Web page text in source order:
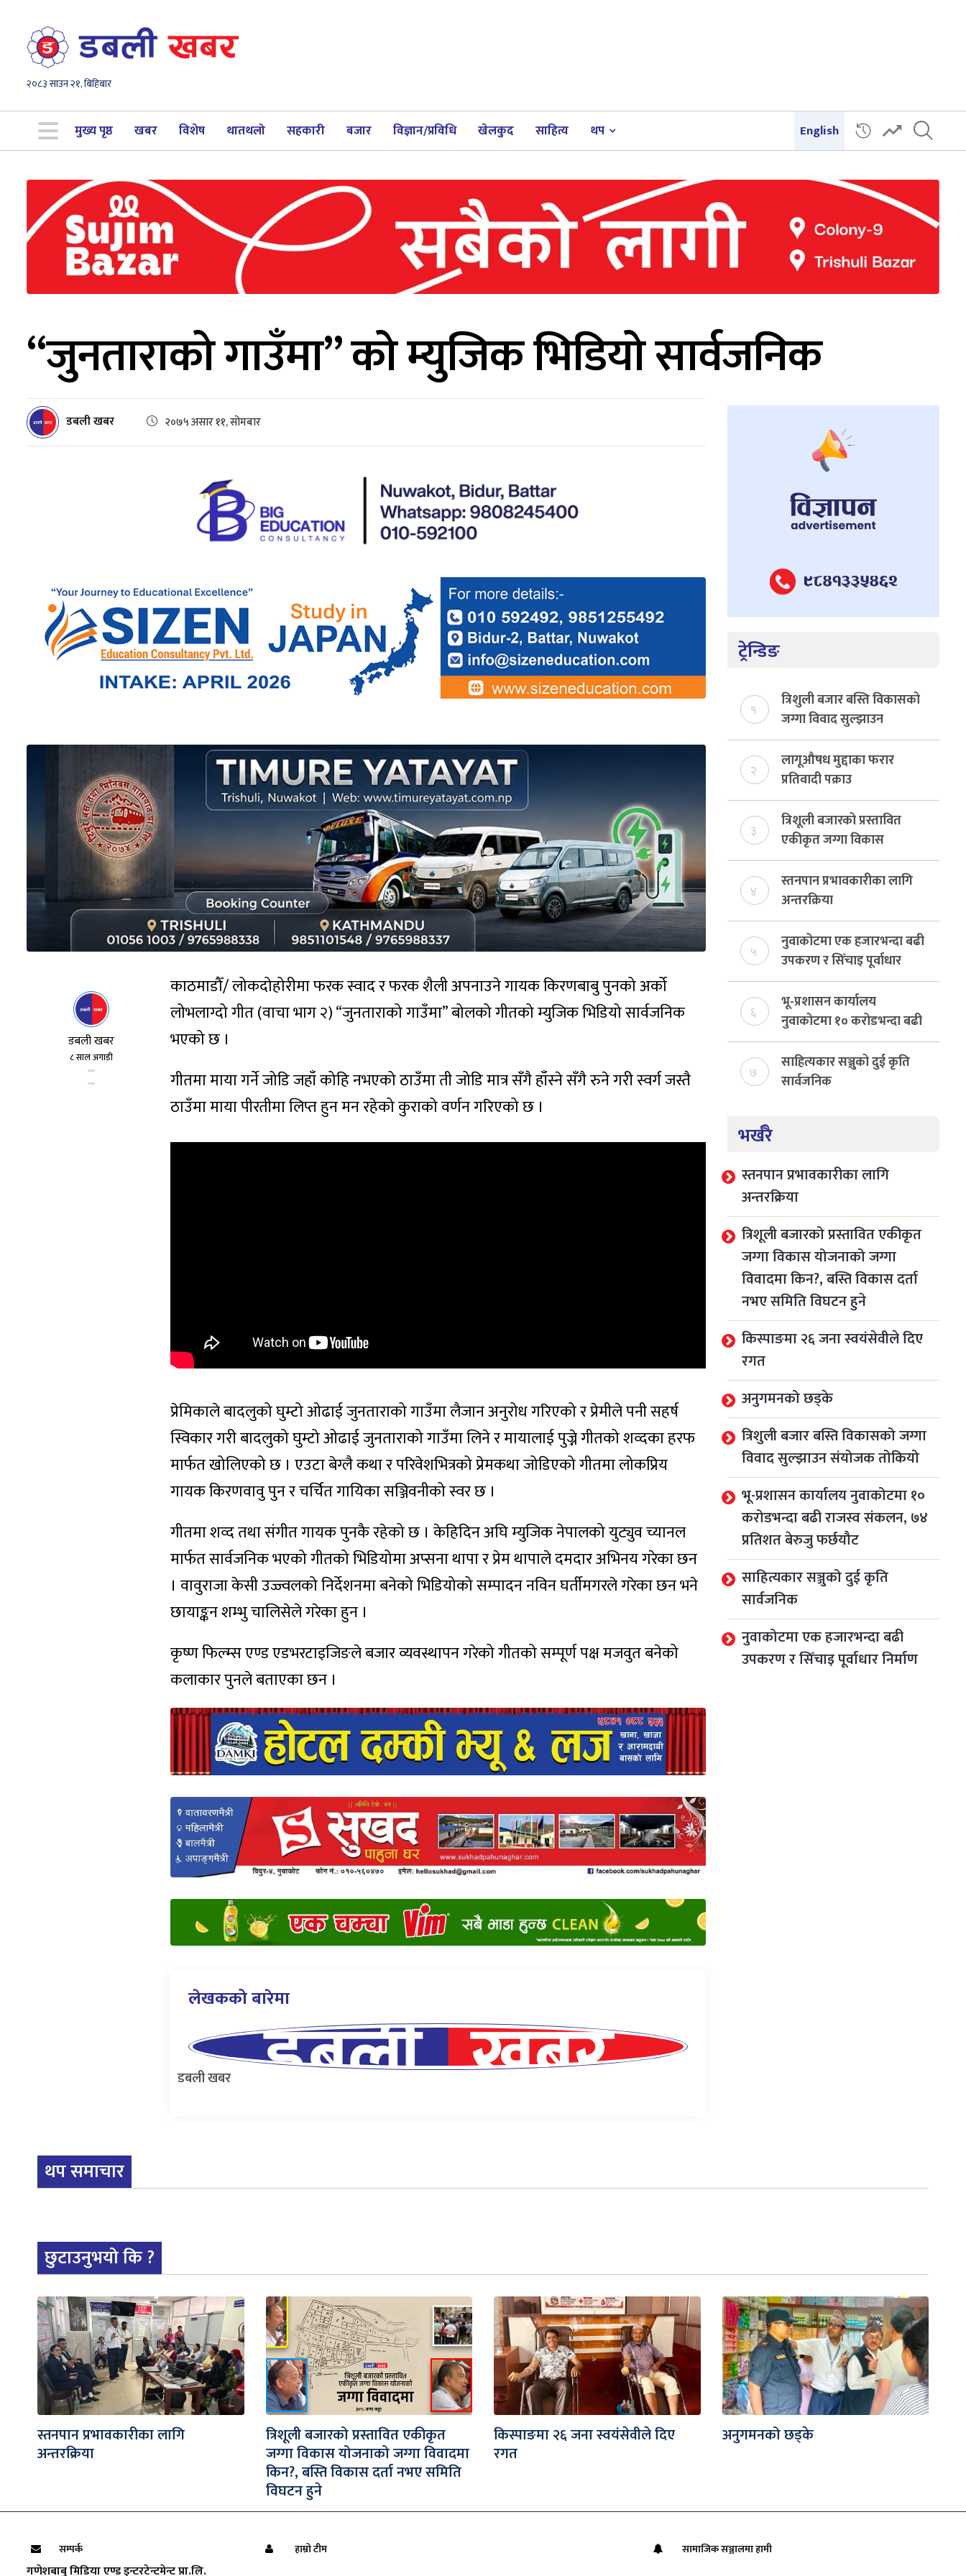
२०८३ साउन २१, बिहिबार
मुख्य पृष्ठ खबर विशेष थातथलो सहकारी बजार विज्ञान/प्रविधि खेलकुद साहित्य थप English
“जुनताराको गाउँमा” को म्युजिक भिडियो सार्वजनिक
डबली खबर २०७५ असार ११, सोमबार
डबली खबर
८ साल अगाडी
काठमाडौँ/ लोकदोहोरीमा फरक स्वाद र फरक शैली अपनाउने गायक किरणबाबु पुनको अर्को
लोभलाग्दो गीत (वाचा भाग २) “जुनताराको गाउँमा” बोलको गीतको म्युजिक भिडियो सार्वजनिक
भएको छ ।
गीतमा माया गर्ने जोडि जहाँ कोहि नभएको ठाउँमा ती जोडि मात्र सँगै हाँस्ने सँगै रुने गरी स्वर्ग जस्तै
ठाउँमा माया पीरतीमा लिप्त हुन मन रहेको कुराको वर्णन गरिएको छ ।
प्रेमिकाले बादलुको घुम्टो ओढाई जुनताराको गाउँमा लैजान अनुरोध गरिएको र प्रेमीले पनी सहर्ष
स्विकार गरी बादलुको घुम्टो ओढाई जुनताराको गाउँमा लिने र मायालाई पुज्ने गीतको शव्दका हरफ
मार्फत खोलिएको छ । एउटा बेग्लै कथा र परिवेशभित्रको प्रेमकथा जोडिएको गीतमा लोकप्रिय
गायक किरणवावु पुन र चर्चित गायिका सञ्जिवनीको स्वर छ ।
गीतमा शव्द तथा संगीत गायक पुनकै रहेको छ । केहिदिन अघि म्युजिक नेपालको युट्युव च्यानल
मार्फत सार्वजनिक भएको गीतको भिडियोमा अप्सना थापा र प्रेम थापाले दमदार अभिनय गरेका छन
। वावुराजा केसी उज्ज्वलको निर्देशनमा बनेको भिडियोको सम्पादन नविन घर्तीमगरले गरेका छन भने
छायाङ्कन शम्भु चालिसेले गरेका हुन ।
कृष्ण फिल्म्स एण्ड एडभरटाइजिङले बजार व्यवस्थापन गरेको गीतको सम्पूर्ण पक्ष मजवुत बनेको
कलाकार पुनले बताएका छन ।
लेखकको बारेमा
डबली खबर
ट्रेन्डिङ
१
त्रिशुली बजार बस्ति विकासको
जग्गा विवाद सुल्झाउन
संयोजक तोकियो
२
लागूऔषध मुद्दाका फरार
प्रतिवादी पक्राउ
३
त्रिशूली बजारको प्रस्तावित
एकीकृत जग्गा विकास
योजनाको जग्गा विवादमा
किन?, बस्ति विकास दर्ता नभए
समिति विघटन हुने
४
स्तनपान प्रभावकारीका लागि
अन्तरक्रिया
५
नुवाकोटमा एक हजारभन्दा बढी
उपकरण र सिँचाइ पूर्वाधार
निर्माण
६
भू-प्रशासन कार्यालय
नुवाकोटमा १० करोडभन्दा बढी
राजस्व संकलन, ७४ प्रतिशत
बेरुजु फर्छयौट
७
साहित्यकार सञ्जुको दुई कृति
सार्वजनिक
भर्खरै
स्तनपान प्रभावकारीका लागि
अन्तरक्रिया
त्रिशूली बजारको प्रस्तावित एकीकृत
जग्गा विकास योजनाको जग्गा
विवादमा किन?, बस्ति विकास दर्ता
नभए समिति विघटन हुने
किस्पाङमा २६ जना स्वयंसेवीले दिए
रगत
अनुगमनको छड्के
त्रिशुली बजार बस्ति विकासको जग्गा
विवाद सुल्झाउन संयोजक तोकियो
भू-प्रशासन कार्यालय नुवाकोटमा १०
करोडभन्दा बढी राजस्व संकलन, ७४
प्रतिशत बेरुजु फर्छयौट
साहित्यकार सञ्जुको दुई कृति
सार्वजनिक
नुवाकोटमा एक हजारभन्दा बढी
उपकरण र सिँचाइ पूर्वाधार निर्माण
थप समाचार
छुटाउनुभयो कि ?
स्तनपान प्रभावकारीका लागि
अन्तरक्रिया
त्रिशूली बजारको प्रस्तावित एकीकृत
जग्गा विकास योजनाको जग्गा विवादमा
किन?, बस्ति विकास दर्ता नभए समिति
विघटन हुने
किस्पाङमा २६ जना स्वयंसेवीले दिए
रगत
अनुगमनको छड्के
सम्पर्क
गणेशबाबु मिडिया एण्ड इन्टरटेन्टमेन्ट प्रा.लि.
हाम्रो टीम सामाजिक सञ्जालमा हामी